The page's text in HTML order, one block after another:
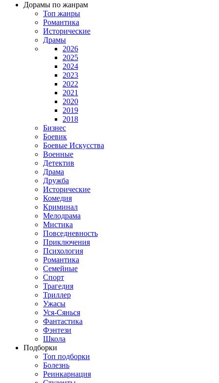
Дорамы по жанрам
Топ жанры
Романтика
Исторические
Драмы
2026
2025
2024
2023
2022
2021
2020
2019
2018
Бизнес
Боевик
Боевые Искусства
Военные
Детектив
Драма
Дружба
Исторические
Комедия
Криминал
Мелодрама
Мистика
Повседневность
Приключения
Психология
Романтика
Семейные
Спорт
Трагедия
Триллер
Ужасы
Уся-Сянься
Фантастика
Фэнтези
Школа
Подборки
Топ подборки
Болезнь
Реинкарнация